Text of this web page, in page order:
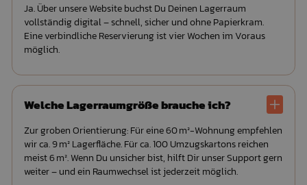
Ja. Über unsere Website buchst Du Deinen Lagerraum
vollständig digital – schnell, sicher und ohne Papierkram.
Eine verbindliche Reservierung ist vier Wochen im Voraus
möglich.
Welche Lagerraumgröße brauche ich?
Zur groben Orientierung: Für eine 60 m²-Wohnung empfehlen
wir ca. 9 m² Lagerfläche. Für ca. 100 Umzugskartons reichen
meist 6 m². Wenn Du unsicher bist, hilft Dir unser Support gern
weiter – und ein Raumwechsel ist jederzeit möglich.